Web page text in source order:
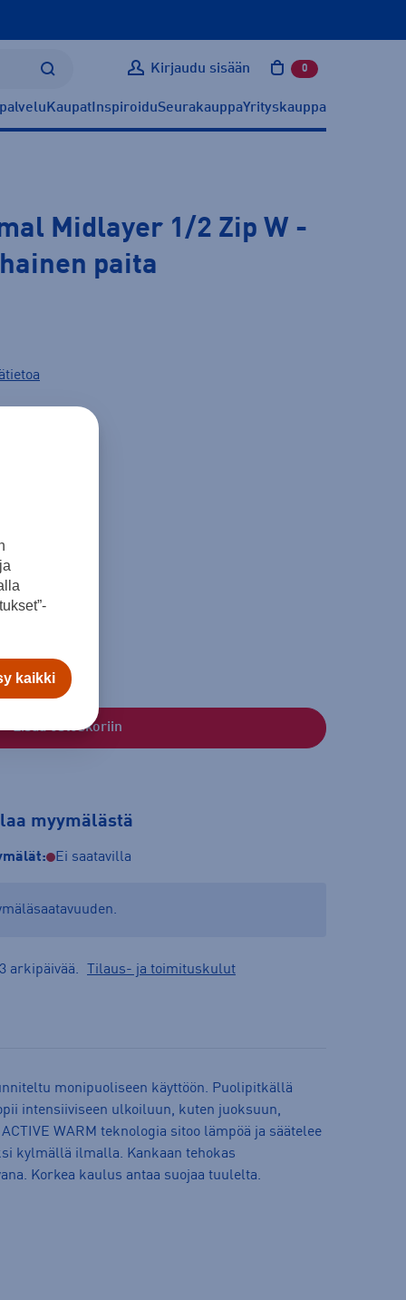
Kirjaudu sisään 0 tuotetta
Kaupat InspiroiduSeurakauppaYrityskauppa
Midlayer 1/2 Zip W -
paita
Lisää ostoskoriin
myymälästä
Ei saatavilla
arkipäivää. Tilaus- ja toimituskulut
monipuoliseen käyttöön. Puolipitkällä
intensiiviseen ulkoiluun, kuten juoksuun,
WARM teknologia sitoo lämpöä ja säätelee
kylmällä ilmalla. Kankaan tehokas
Korkea kaulus antaa suojaa tuulelta.
kaikki